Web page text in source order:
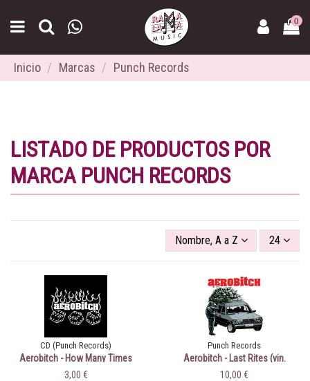
0
Inicio Marcas Punch Records
LISTADO DE PRODUCTOS POR
MARCA PUNCH RECORDS
Nombre, A a Z 24
CD (Punch Records)
Aerobitch - How Many Times
3,00 €
Punch Records
Aerobitch - Last Rites (vin.
blanco)
10,00 €